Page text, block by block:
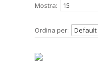
Mostra:
Ordina per: